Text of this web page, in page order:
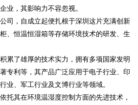
业，其影响力不容忽视。
司，自成立起便扎根于深圳这片充满创新
、恒温恒湿箱等存储环境技术的研发、生
累了雄厚的技术实力，拥有多项国家发明
专利等，其产品广泛应用于电子行业、印
业、军工行业及文博行业等领域。
托其在环境温湿度控制方面的先进技术，